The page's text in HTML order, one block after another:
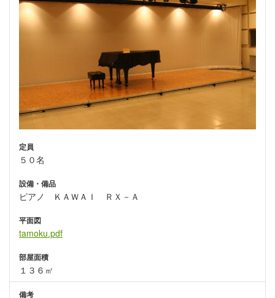
定員
５０名
設備・備品
ピアノ ＫＡＷＡＩ ＲＸ－Ａ
平面図
tamoku.pdf
部屋面積
１３６㎡
備考